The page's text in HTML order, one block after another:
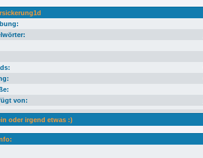
von:
oder irgend etwas :)